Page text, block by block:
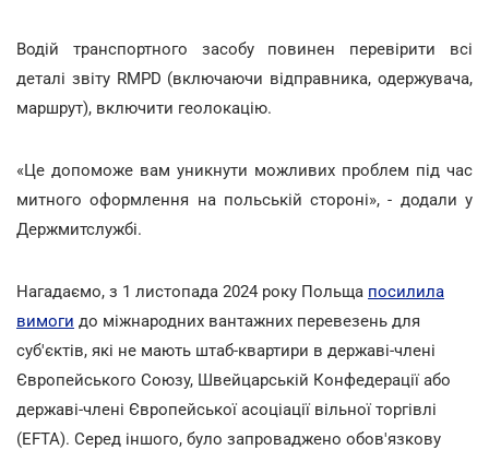
Водій транспортного засобу повинен перевірити всі
деталі звіту RMPD (включаючи відправника, одержувача,
маршрут), включити геолокацію.
«Це допоможе вам уникнути можливих проблем під час
митного оформлення на польській стороні», - додали у
Держмитслужбі.
Нагадаємо, з 1 листопада 2024 року Польща посилила
вимоги до міжнародних вантажних перевезень для
суб'єктів, які не мають штаб-квартири в державі-члені
Європейського Союзу, Швейцарській Конфедерації або
державі-члені Європейської асоціації вільної торгівлі
(EFTA). Серед іншого, було запроваджено обов'язкову